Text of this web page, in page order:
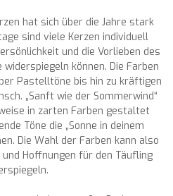
hat sich über die Jahre stark
sind viele Kerzen individuell
und die Vorlieben des
können. Die Farben
Pastelltöne bis hin zu kräftigen
„Sanft wie der Sommerwind“
in zarten Farben gestaltet
Töne die „Sonne in deinem
Die Wahl der Farben kann also
Hoffnungen für den Täufling